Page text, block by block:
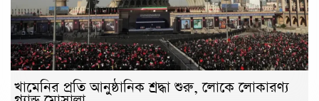
খামেনির প্রতি আনুষ্ঠানিক শ্রদ্ধা শুরু, লোকে লোকারণ্য